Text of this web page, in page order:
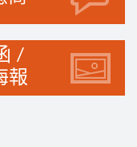
/
報